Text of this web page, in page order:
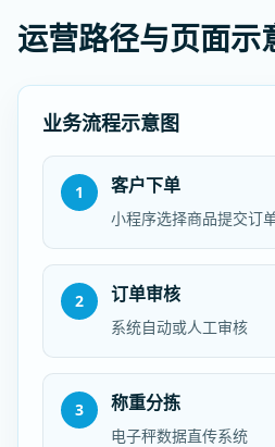
运营路径与页面示
业务流程示意图
1 客户下单
小程序选择商品提交订
2 订单审核
系统自动或人工审核
3 称重分拣
电子秤数据直传系统